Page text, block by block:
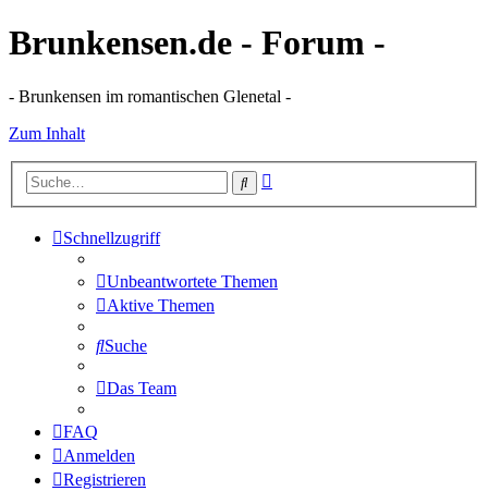
Brunkensen.de - Forum -
- Brunkensen im romantischen Glenetal -
Zum Inhalt
Suche
Schnellzugriff
Unbeantwortete Themen
Aktive Themen
Suche
Das Team
FAQ
Anmelden
Registrieren